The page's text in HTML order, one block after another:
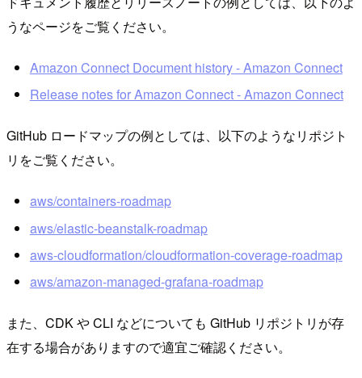
うなページをご覧ください。
Amazon Connect Document history - Amazon Connect
Release notes for Amazon Connect - Amazon Connect
GitHub ロードマップの例としては、以下のようなリポジト
リをご覧ください。
aws/containers-roadmap
aws/elastic-beanstalk-roadmap
aws-cloudformation/cloudformation-coverage-roadmap
aws/amazon-managed-grafana-roadmap
また、CDK や CLI などについても GitHub リポジトリが存
在する場合がありますので適宜ご確認ください。